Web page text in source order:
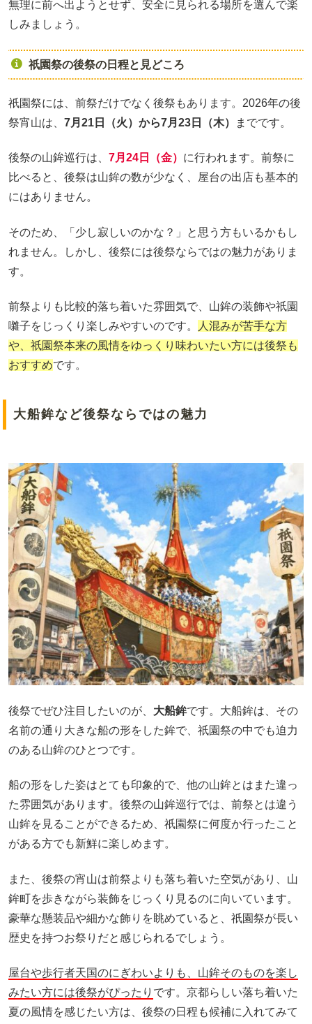
無理に前へ出ようとせず、安全に見られる場所を選んで楽
しみましょう。
祇園祭の後祭の日程と見どころ
祇園祭には、前祭だけでなく後祭もあります。2026年の後
祭宵山は、 7月21日（火）から7月23日（木） までです。
後祭の山鉾巡行は、 7月24日（金） に行われます。前祭に
比べると、後祭は山鉾の数が少なく、屋台の出店も基本的
にはありません。
そのため、「少し寂しいのかな？」と思う方もいるかもし
れません。しかし、後祭には後祭ならではの魅力がありま
す。
前祭よりも比較的落ち着いた雰囲気で、山鉾の装飾や祇園
囃子をじっくり楽しみやすいのです。
人混みが苦手な方
や、祇園祭本来の風情をゆっくり味わいたい方には後祭も
おすすめです。
大船鉾など後祭ならではの魅力
後祭でぜひ注目したいのが、 大船鉾です。大船鉾は、その
名前の通り大きな船の形をした鉾で、祇園祭の中でも迫力
のある山鉾のひとつです。
船の形をした姿はとても印象的で、他の山鉾とはまた違っ
た雰囲気があります。後祭の山鉾巡行では、前祭とは違う
山鉾を見ることができるため、祇園祭に何度か行ったこと
がある方でも新鮮に楽しめます。
また、後祭の宵山は前祭よりも落ち着いた空気があり、山
鉾町を歩きながら装飾をじっくり見るのに向いています。
豪華な懸装品や細かな飾りを眺めていると、祇園祭が長い
歴史を持つお祭りだと感じられるでしょう。
屋台や歩行者天国のにぎわいよりも、山鉾そのものを楽し
みたい方には後祭がぴったり です。京都らしい落ち着いた
夏の風情を感じたい方は、後祭の日程も候補に入れてみて